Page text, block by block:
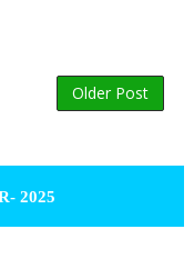
Older Post
2025